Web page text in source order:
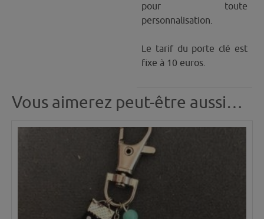
pour toute
personnalisation.
Le tarif du porte clé est
fixe à 10 euros.
Vous aimerez peut-être aussi…